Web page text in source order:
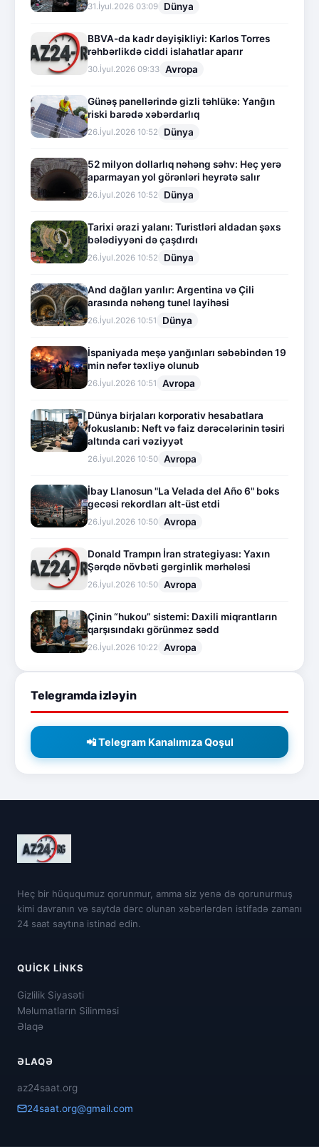
31.İyul.2026 03:09 Dünya
BBVA-da kadr dəyişikliyi: Karlos Torres
rəhbərlikdə ciddi islahatlar aparır
30.İyul.2026 09:33 Avropa
Günəş panellərində gizli təhlükə: Yanğın
riski barədə xəbərdarlıq
26.İyul.2026 10:52 Dünya
52 milyon dollarlıq nəhəng səhv: Heç yerə
aparmayan yol görənləri heyrətə salır
26.İyul.2026 10:52 Dünya
Tarixi ərazi yalanı: Turistləri aldadan şəxs
bələdiyyəni də çaşdırdı
26.İyul.2026 10:52 Dünya
And dağları yarılır: Argentina və Çili
arasında nəhəng tunel layihəsi
26.İyul.2026 10:51 Dünya
İspaniyada meşə yanğınları səbəbindən 19
min nəfər təxliyə olunub
26.İyul.2026 10:51 Avropa
Dünya birjaları korporativ hesabatlara
fokuslanıb: Neft və faiz dərəcələrinin təsiri
altında cari vəziyyət
26.İyul.2026 10:50 Avropa
İbay Llanosun "La Velada del Año 6" boks
gecəsi rekordları alt-üst etdi
26.İyul.2026 10:50 Avropa
Donald Trampın İran strategiyası: Yaxın
Şərqdə növbəti gərginlik mərhələsi
26.İyul.2026 10:50 Avropa
Çinin “hukou” sistemi: Daxili miqrantların
qarşısındakı görünməz sədd
26.İyul.2026 10:22 Avropa
Telegramda izləyin
📲 Telegram Kanalımıza Qoşul
Heç bir hüququmuz qorunmur, amma siz yenə də qorunurmuş
kimi davranın və saytda dərc olunan xəbərlərdən istifadə zamanı
24 saat saytına istinad edin.
QUICK LINKS
Gizlilik Siyasəti
Məlumatların Silinməsi
Əlaqə
ƏLAQƏ
az24saat.org
24saat.org@gmail.com